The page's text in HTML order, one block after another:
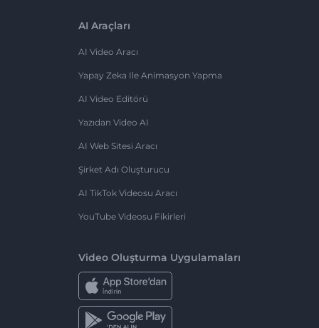
AI Araçları
AI Video Aracı
Yapay Zeka Ile Animasyon Yapma
AI Video Editörü
Yazıdan Video AI
AI Web Sitesi Aracı
Şirket Adı Oluşturucu
AI TikTok Videosu Aracı
YouTube Videosu Fikirleri
Video Oluşturma Uygulamaları